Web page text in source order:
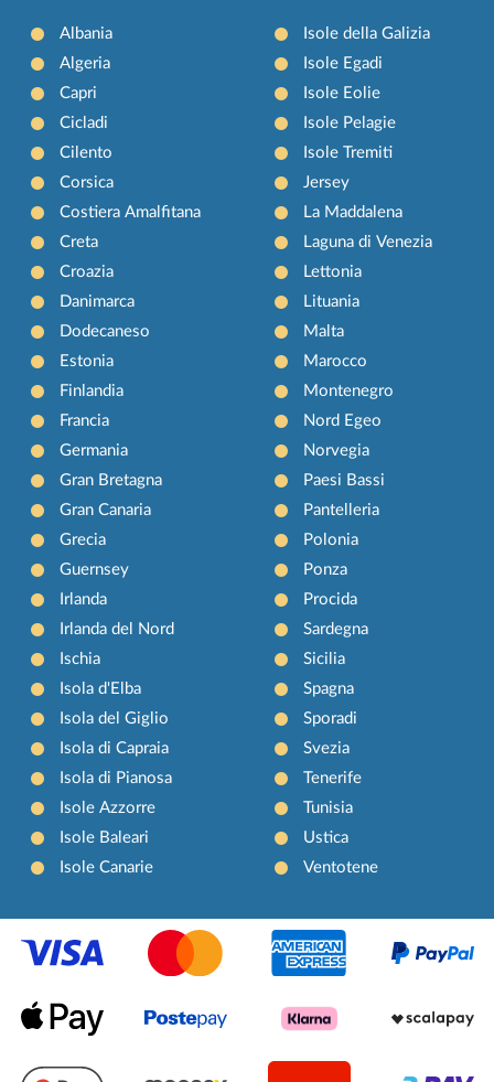
Albania
Algeria
Capri
Cicladi
Cilento
Corsica
Costiera Amalfitana
Creta
Croazia
Danimarca
Dodecaneso
Estonia
Finlandia
Francia
Germania
Gran Bretagna
Gran Canaria
Grecia
Guernsey
Irlanda
Irlanda del Nord
Ischia
Isola d'Elba
Isola del Giglio
Isola di Capraia
Isola di Pianosa
Isole Azzorre
Isole Baleari
Isole Canarie
Isole della Galizia
Isole Egadi
Isole Eolie
Isole Pelagie
Isole Tremiti
Jersey
La Maddalena
Laguna di Venezia
Lettonia
Lituania
Malta
Marocco
Montenegro
Nord Egeo
Norvegia
Paesi Bassi
Pantelleria
Polonia
Ponza
Procida
Sardegna
Sicilia
Spagna
Sporadi
Svezia
Tenerife
Tunisia
Ustica
Ventotene